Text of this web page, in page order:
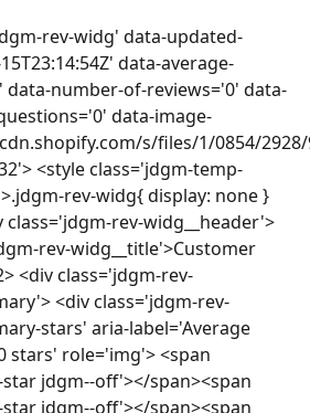
rev-widg' data-updated-
data-average-
data-number-of-reviews='0' data-
data-image-
s/files/1/0854/2928/
<style class='jdgm-temp-
rev-widg{ display: none }
class='jdgm-rev-widg__header'>
rev-widg__title'>Customer
<div class='jdgm-rev-
<div class='jdgm-rev-
stars' aria-label='Average
stars' role='img'> <span
jdgm--off'></span><span
jdgm--off'></span><span